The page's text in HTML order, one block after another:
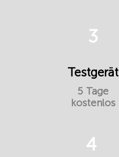
3
Testgerät
5 Tage
kostenlos
4